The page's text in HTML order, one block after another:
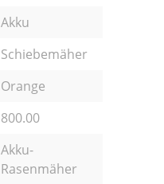
Akku
Schiebemäher
Orange
800.00
Akku-
Rasenmäher